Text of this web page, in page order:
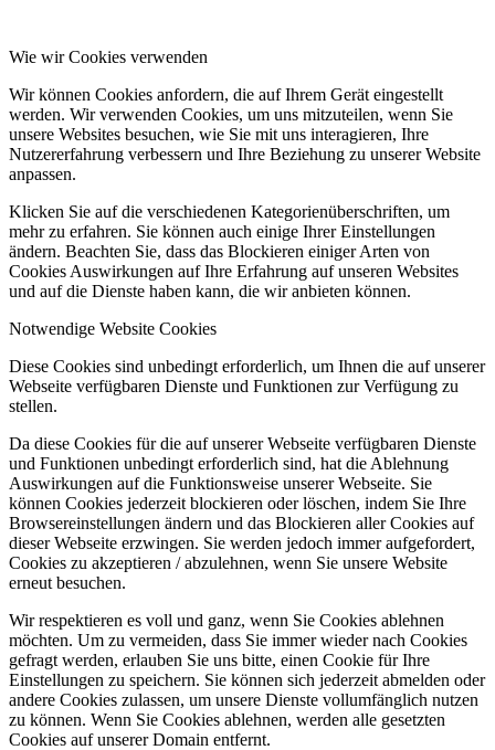
Wie wir Cookies verwenden
Wir können Cookies anfordern, die auf Ihrem Gerät eingestellt
werden. Wir verwenden Cookies, um uns mitzuteilen, wenn Sie
unsere Websites besuchen, wie Sie mit uns interagieren, Ihre
Nutzererfahrung verbessern und Ihre Beziehung zu unserer Website
anpassen.
Klicken Sie auf die verschiedenen Kategorienüberschriften, um
mehr zu erfahren. Sie können auch einige Ihrer Einstellungen
ändern. Beachten Sie, dass das Blockieren einiger Arten von
Cookies Auswirkungen auf Ihre Erfahrung auf unseren Websites
und auf die Dienste haben kann, die wir anbieten können.
Notwendige Website Cookies
Diese Cookies sind unbedingt erforderlich, um Ihnen die auf unserer
Webseite verfügbaren Dienste und Funktionen zur Verfügung zu
stellen.
Da diese Cookies für die auf unserer Webseite verfügbaren Dienste
und Funktionen unbedingt erforderlich sind, hat die Ablehnung
Auswirkungen auf die Funktionsweise unserer Webseite. Sie
können Cookies jederzeit blockieren oder löschen, indem Sie Ihre
Browsereinstellungen ändern und das Blockieren aller Cookies auf
dieser Webseite erzwingen. Sie werden jedoch immer aufgefordert,
Cookies zu akzeptieren / abzulehnen, wenn Sie unsere Website
erneut besuchen.
Wir respektieren es voll und ganz, wenn Sie Cookies ablehnen
möchten. Um zu vermeiden, dass Sie immer wieder nach Cookies
gefragt werden, erlauben Sie uns bitte, einen Cookie für Ihre
Einstellungen zu speichern. Sie können sich jederzeit abmelden oder
andere Cookies zulassen, um unsere Dienste vollumfänglich nutzen
zu können. Wenn Sie Cookies ablehnen, werden alle gesetzten
Cookies auf unserer Domain entfernt.